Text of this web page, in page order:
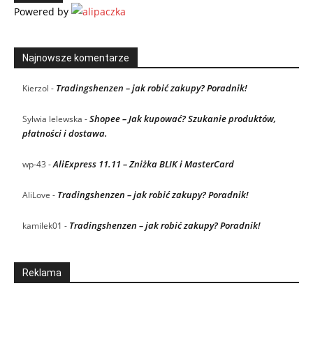
Powered by
Najnowsze komentarze
Kierzol - Tradingshenzen – jak robić zakupy? Poradnik!
Sylwia lelewska -Shopee – Jak kupować? Szukanie produktów,
płatności i dostawa.
wp-43 -AliExpress 11.11 – Zniżka BLIK i MasterCard
AliLove - Tradingshenzen – jak robić zakupy? Poradnik!
kamilek01 - Tradingshenzen – jak robić zakupy? Poradnik!
Reklama